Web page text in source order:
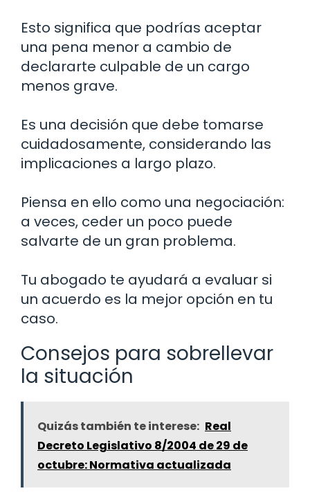
Esto significa que podrías aceptar
una pena menor a cambio de
declararte culpable de un cargo
menos grave.
Es una decisión que debe tomarse
cuidadosamente, considerando las
implicaciones a largo plazo.
Piensa en ello como una negociación:
a veces, ceder un poco puede
salvarte de un gran problema.
Tu abogado te ayudará a evaluar si
un acuerdo es la mejor opción en tu
caso.
Consejos para sobrellevar
la situación
Quizás también te interese: Real
Decreto Legislativo 8/2004 de 29 de
octubre: Normativa actualizada